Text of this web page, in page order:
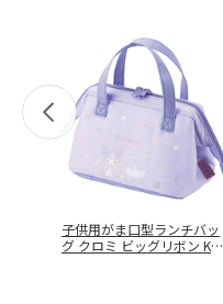
子供用がま口型ランチバッ
グ クロミ ビッグリボン KGA